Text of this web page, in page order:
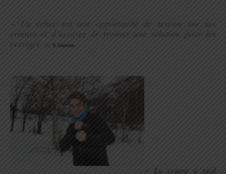
« Un échec est une opportunité de revenir sur ses
erreurs et d’essayer de trouver une solution pour les
corriger. » Y.Alarcon.
« La course à pied